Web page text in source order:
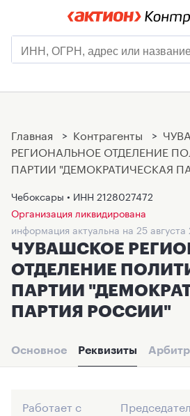
Главная > Контрагенты >
РЕГИОНАЛЬНОЕ ОТДЕЛЕНИЕ
ПАРТИИ "ДЕМОКРАТИЧЕСКАЯ
Чебоксары • ИНН 2128027472
Организация ликвидирована
информация актуальна на 25 августа
ЧУВАШСКОЕ
ОТДЕЛЕНИЕ
ПАРТИИ
ПАРТИЯ РОССИИ"
Основное Реквизиты
Работает с